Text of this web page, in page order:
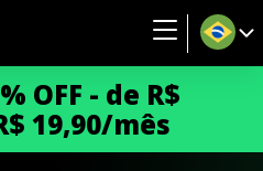
OFF - de R$
19,90/mês